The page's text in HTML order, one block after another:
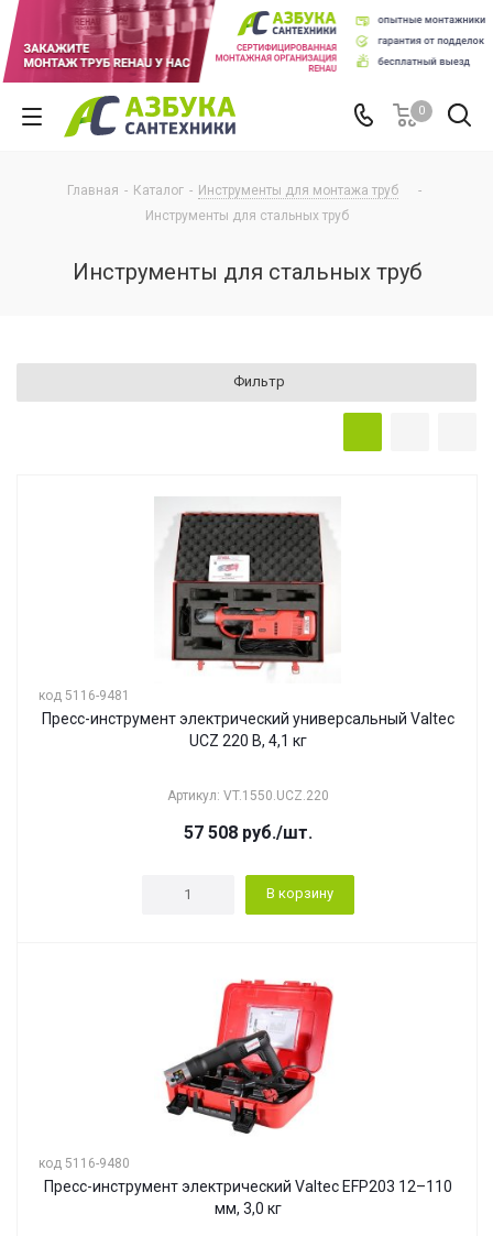
0
Главная - Каталог - Инструменты для монтажа труб
-
Инструменты для стальных труб
Инструменты для стальных труб
Фильтр
код 5116-9481
Пресс-инструмент электрический универсальный Valtec
UCZ 220 В, 4,1 кг
Артикул: VT.1550.UCZ.220
57 508руб./шт.
В корзину
код 5116-9480
Пресс-инструмент электрический Valtec EFP203 12–110
мм, 3,0 кг